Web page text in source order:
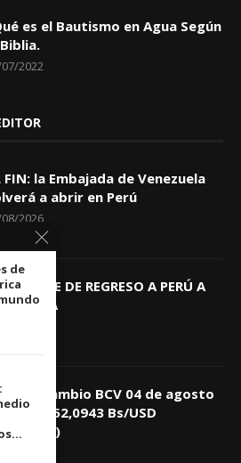
es el Bautismo en Agua Según
2022
FIN: la Embajada de Venezuela
a abrir en Perú
2026
TRAE DE REGRESO A PERÚ A
de Cambio BCV 04 de agosto
2026: 752,0943 Bs/USD
2026
de